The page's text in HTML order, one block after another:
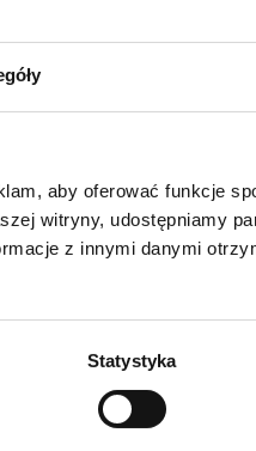
aby oferować funkcje
witryny, udostępniamy
z innymi danymi
Statystyka
Cena brutto:1 056,57